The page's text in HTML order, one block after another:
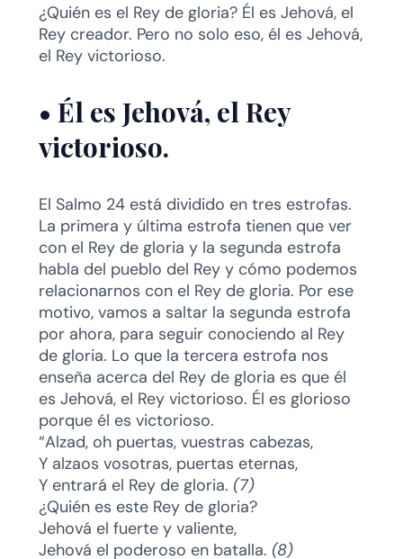
¿Quién es el Rey de gloria? Él es Jehová, el
Rey creador. Pero no solo eso, él es Jehová,
el Rey victorioso.
• Él es Jehová, el Rey
victorioso.
El Salmo 24 está dividido en tres estrofas.
La primera y última estrofa tienen que ver
con el Rey de gloria y la segunda estrofa
habla del pueblo del Rey y cómo podemos
relacionarnos con el Rey de gloria. Por ese
motivo, vamos a saltar la segunda estrofa
por ahora, para seguir conociendo al Rey
de gloria. Lo que la tercera estrofa nos
enseña acerca del Rey de gloria es que él
es Jehová, el Rey victorioso. Él es glorioso
porque él es victorioso.
“Alzad, oh puertas, vuestras cabezas,
Y alzaos vosotras, puertas eternas,
Y entrará el Rey de gloria. (7)
¿Quién es este Rey de gloria?
Jehová el fuerte y valiente,
Jehová el poderoso en batalla. (8)